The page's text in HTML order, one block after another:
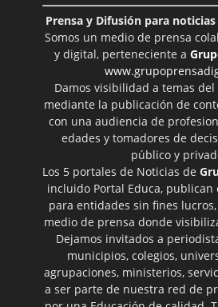
Prensa y Difusión para
Somos un medio de prensa
y digital, perteneciente a
Damos visibilidad a temas del
mediante la publicación de
con una audiencia de
edades y tomadores de
público y
Los 5 portales de Noticias de
incluido Portal Educa,
para entidades sin fines
medio de prensa donde
Dejamos invitados a
municipios, colegios,
agrupaciones, ministerios,
a ser parte de nuestra red de